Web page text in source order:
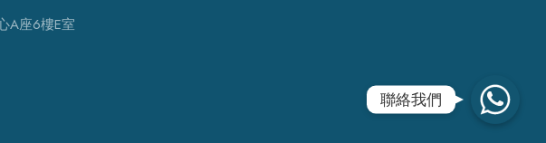
A座6樓E室
聯絡我們